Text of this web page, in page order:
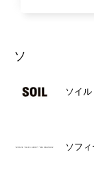
ソ
ソイル
ソフ